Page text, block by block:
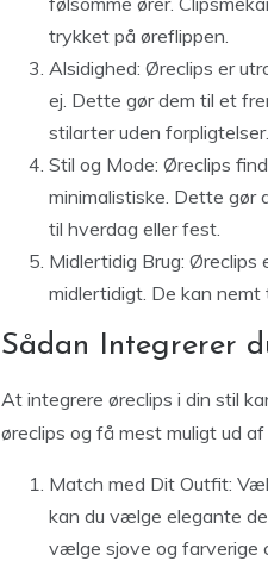
trykket på øreflippen.
Alsidighed: Øreclips er
ej. Dette gør dem til et
stilarter uden forpligtelser.
Stil og Mode: Øreclips
minimalistiske. Dette gør
til hverdag eller fest.
Midlertidig Brug: Øreclips
midlertidigt. De kan
Sådan Integrerer
At integrere øreclips i din stil
øreclips og få mest muligt ud
Match med Dit Outfit:
kan du vælge elegante
vælge sjove og farverige